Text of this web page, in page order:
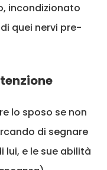
incondizionato
quei nervi pre-
lo sposo se non
di segnare
lui, e le sue abilità